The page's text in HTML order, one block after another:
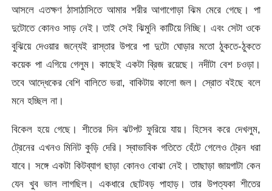
আসলে এতক্ষণ ঠাসাঠাসিতে আমার শরীর আগাগোড়া ঝিম মেরে গেছে। পা
দুটোতে কোনও সাড় নেই। তাই সেই ঝিমুনি কাটিয়ে নিচ্ছি। এবং সেটা ওকে
বুঝিয়ে দেওয়ার জন্যেই রাস্তার উপরে পা দুটো ঘোড়ার মতো ঠুকতে-ঠুকতে
কয়েক পা এগিয়ে গেলুম। কাছেই একটা ব্রিজ রয়েছে। নদীটা বেশ চওড়া।
তবে আদ্ধেকের বেশি বালিতে ভরা, বাকিটায় কালো জল। স্রোত বইছে বলে
মনে হচ্ছিল না।
বিকেল হয়ে গেছে। শীতের দিন ঝটপট ফুরিয়ে যায়। হিসেব করে দেখলুম,
ট্রেনের এখনও মিনিট কুড়ি দেরি। স্বাভাবিক গতিতে হেঁটে গেলেও ট্রেন ধরা
যাবে। সঙ্গে একটা কিটব্যাগ ছাড়া কোনও বোঝা নেই। তাছাড়া জায়গাটা কেন
যেন খুব ভাল লাগছিল। একধারে ছোটবড় পাহাড়। তার উপত্যকা শীতের